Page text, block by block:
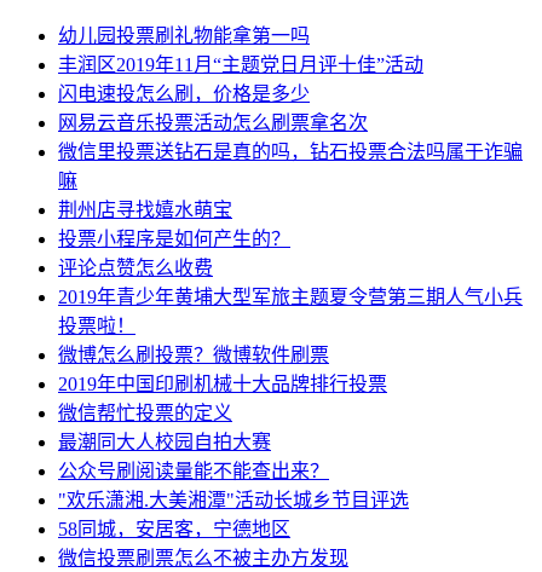
幼儿园投票刷礼物能拿第一吗
丰润区2019年11月“主题党日月评十佳”活动
闪电速投怎么刷，价格是多少
网易云音乐投票活动怎么刷票拿名次
微信里投票送钻石是真的吗，钻石投票合法吗属于诈骗
嘛
荆州店寻找嬉水萌宝
投票小程序是如何产生的？
评论点赞怎么收费
2019年青少年黄埔大型军旅主题夏令营第三期人气小兵
投票啦！
微博怎么刷投票？微博软件刷票
2019年中国印刷机械十大品牌排行投票
微信帮忙投票的定义
最潮同大人校园自拍大赛
公众号刷阅读量能不能查出来？
"欢乐潇湘.大美湘潭"活动长城乡节目评选
58同城，安居客，宁德地区
微信投票刷票怎么不被主办方发现